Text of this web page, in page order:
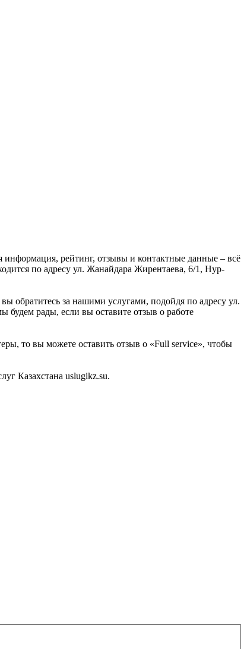
рейтинг, отзывы и контактные данные – всё
по адресу ул. Жанайдара Жирентаева, 6/1, Нур-
обратитесь за нашими услугами, подойдя по адресу ул.
рады, если вы оставите отзыв о работе
то вы можете оставить отзыв о «Full service», чтобы
Казахстана uslugikz.su.